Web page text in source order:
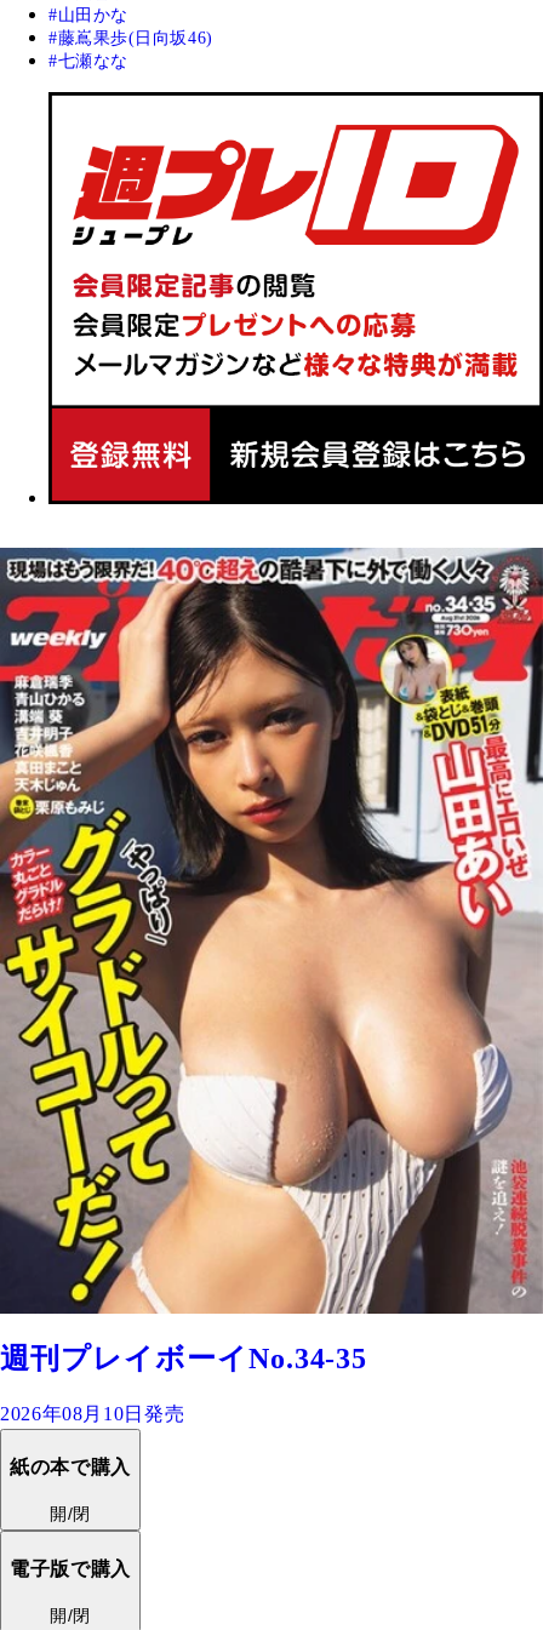
山田かな
藤嶌果歩(日向坂46)
七瀬なな
週刊プレイボーイNo.34-35
2026年08月10日発売
紙の本で購入
開/閉
電子版で購入
開/閉